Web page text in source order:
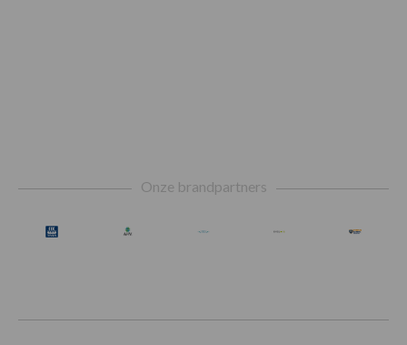
Onze brandpartners